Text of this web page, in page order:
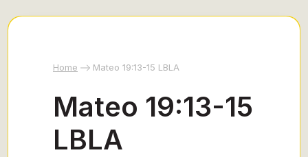
Home Mateo 19:13-15 LBLA
Mateo 19:13-15
LBLA